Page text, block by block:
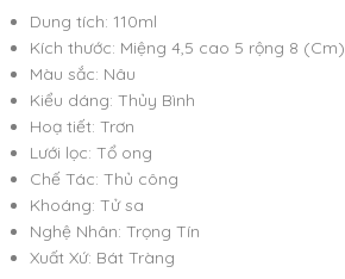
Dung tích: 110ml
Kích thước: Miệng 4,5 cao 5 rộng 8 (Cm)
Màu sắc: Nâu
Kiểu dáng: Thủy Bình
Hoạ tiết: Trơn
Lưới lọc: Tổ ong
Chế Tác: Thủ công
Khoáng: Tử sa
Nghệ Nhân: Trọng Tín
Xuất Xứ: Bát Tràng